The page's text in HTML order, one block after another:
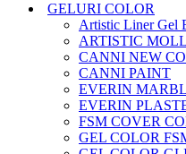
GELURI COLOR
Artistic Liner Gel
ARTISTIC
CANNI NEW
CANNI PAINT
EVERIN
EVERIN
FSM COVER
GEL COLOR